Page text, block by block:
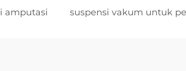
amputasi suspensi vakum untuk